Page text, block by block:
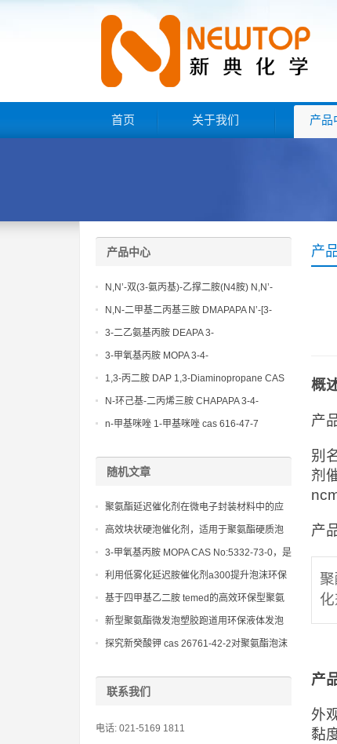
首页 关于我们 产品
产
概
产
别
剂
产
产
外
黏
产品中心
N,N’-双(3-氨丙基)-乙撑二胺(N4胺) N,N’-
Bis(3-aminopropyl)-ethylenediamine CAS
No10563-26-5
N,N-二甲基二丙基三胺 DMAPAPA N’-[3-
(dimethylamino)propyllpropane-1,3-
diamine CAS No10563-29-8
3-二乙氨基丙胺 DEAPA 3-
(Diethylamino)propylamine CAS No 104-
3-甲氧基丙胺 MOPA 3-4-
Methoxypropylamine CAS No 5332-73-0
1,3-丙二胺 DAP 1,3-Diaminopropane CAS
No 109-76-2
N-环己基-二丙烯三胺 CHAPAPA 3-4-
Methoxypropylamine CAS No:5332-73-0
n-甲基咪唑 1-甲基咪唑 cas 616-47-7
随机文章
聚氨酯延迟催化剂在微电子封装材料中的应
用研究
高效块状硬泡催化剂，适用于聚氨酯硬质泡
沫板材的生产
3-甲氧基丙胺 MOPA CAS No:5332-73-0，是
制备高性能聚酰胺、聚酰亚胺等特种材料的
关键原料
利用低雾化延迟胺催化剂a300提升泡沫环保
性能的研究
基于四甲基乙二胺 temed的高效环保型聚氨
酯胶黏剂和涂料配方研究
新型聚氨酯微发泡塑胶跑道用环保液体发泡
扩链剂的配方优化与性能评估，确保在发泡
探究新癸酸钾 cas 26761-42-2对聚氨酯泡沫
联系我们
电话: 021-5169 1811